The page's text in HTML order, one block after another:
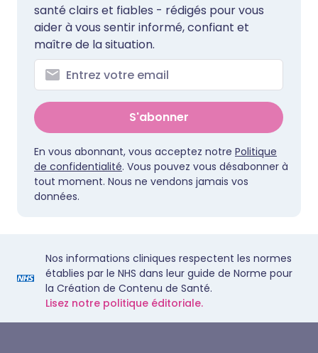
santé clairs et fiables - rédigés pour vous
aider à vous sentir informé, confiant et
maître de la situation.
S'abonner
En vous abonnant, vous acceptez notre Politique
de confidentialité. Vous pouvez vous désabonner à
tout moment. Nous ne vendons jamais vos
données.
Nos informations cliniques respectent les normes
établies par le NHS dans leur guide de Norme pour
la Création de Contenu de Santé.
Lisez notre politique éditoriale.